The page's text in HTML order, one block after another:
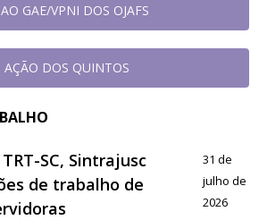
GAE/VPNI DOS OJAFS
AÇÃO DOS QUINTOS
SC, Sintrajusc
de trabalho de
31 de
julho de
2026